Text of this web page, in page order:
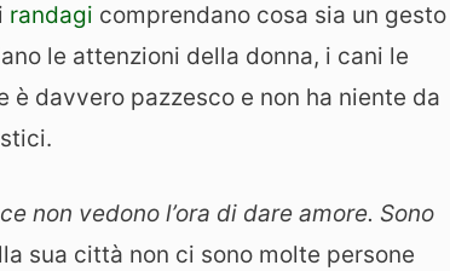
randagi comprendano cosa sia un gesto
le attenzioni della donna, i cani le
davvero pazzesco e non ha niente da
non vedono l’ora di dare amore. Sono
sua città non ci sono molte persone